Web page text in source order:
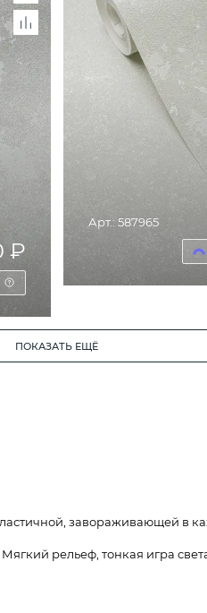
₽
Арт.: 587965
ПОКАЗАТЬ ЕЩЁ
завораживающей в
рельеф, тонкая игра